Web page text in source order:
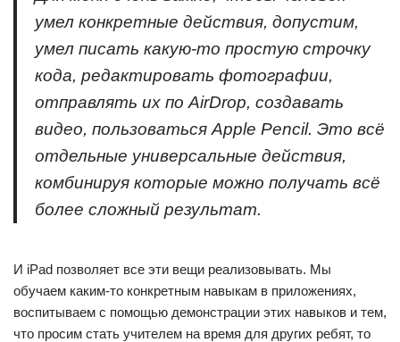
умел конкретные действия, допустим,
умел писать какую-то простую строчку
кода, редактировать фотографии,
отправлять их по AirDrop, создавать
видео, пользоваться Apple Pencil. Это всё
отдельные универсальные действия,
комбинируя которые можно получать всё
более сложный результат.
И iPad позволяет все эти вещи реализовывать. Мы
обучаем каким-то конкретным навыкам в приложениях,
воспитываем с помощью демонстрации этих навыков и тем,
что просим стать учителем на время для других ребят, то